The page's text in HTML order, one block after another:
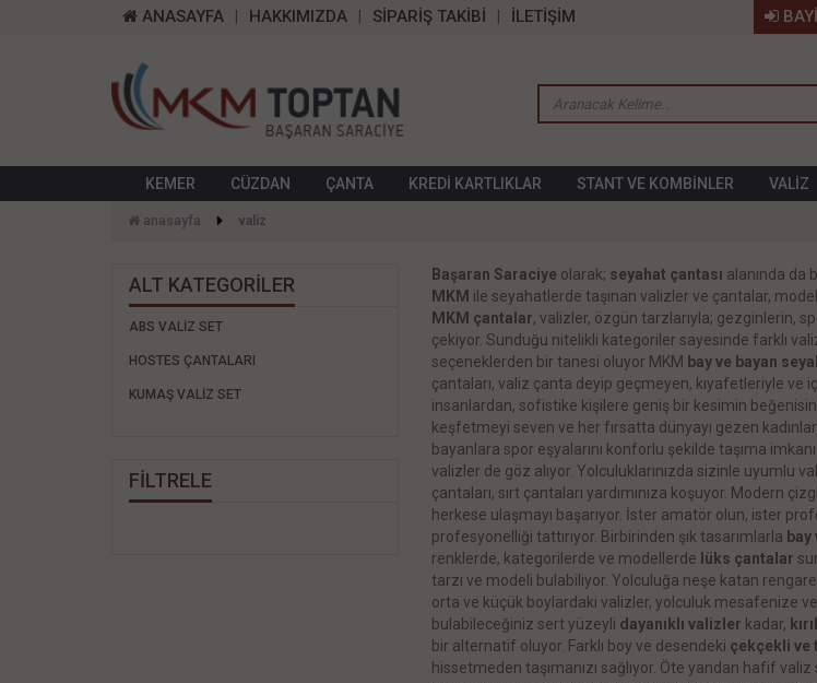
ANASAYFA HAKKIMIZDA SİPARİŞ TAKİBİ İLETİŞİM
KEMER CÜZDAN ÇANTA KREDİ KARTLIKLAR STANT VE KOMBİNLER VALİZ
anasayfa vali̇z
ALT KATEGORİLER
ABS VALİZ SET
HOSTES ÇANTALARI
KUMAŞ VALİZ SET
FİLTRELE
Başaran Saraciye olarak; seyahat çantası alanında da
MKM ile seyahatlerde taşınan valizler ve çantalar,
MKM çantalar, valizler, özgün tarzlarıyla; gezginlerin,
çekiyor. Sunduğu nitelikli kategoriler sayesinde farklı
seçeneklerden bir tanesi oluyor MKM bay ve bayan
çantaları, valiz çanta deyip geçmeyen, kıyafetleriyle ve
insanlardan, sofistike kişilere geniş bir kesimin
keşfetmeyi seven ve her fırsatta dünyayı gezen
bayanlara spor eşyalarını konforlu şekilde taşıma
valizler de göz alıyor. Yolculuklarınızda sizinle uyumlu
çantaları, sırt çantaları yardımınıza koşuyor. Modern
herkese ulaşmayı başarıyor. İster amatör olun, ister
profesyonelliği tattırıyor. Birbirinden şık tasarımlarla
renklerde, kategorilerde ve modellerde lüks çantalar
tarzı ve modeli bulabiliyor. Yolculuğa neşe katan
orta ve küçük boylardaki valizler, yolculuk mesafenize
bulabileceğiniz sert yüzeyli dayanıklı valizler kadar,
bir alternatif oluyor. Farklı boy ve desendeki çekçekli ve
hissetmeden taşımanızı sağlıyor. Öte yandan hafif